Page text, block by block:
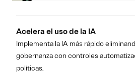
Acelera el uso de la IA
Implementa la IA más rápido
gobernanza con controles
políticas.